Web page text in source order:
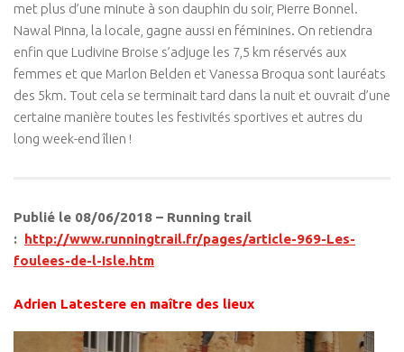
met plus d’une minute à son dauphin du soir, Pierre Bonnel.
Nawal Pinna, la locale, gagne aussi en féminines. On retiendra
enfin que Ludivine Broise s’adjuge les 7,5 km réservés aux
femmes et que Marlon Belden et Vanessa Broqua sont lauréats
des 5km. Tout cela se terminait tard dans la nuit et ouvrait d’une
certaine manière toutes les festivités sportives et autres du
long week-end îlien !
Publié le 08/06/2018 – Running trail
: http://www.runningtrail.fr/pages/article-969-Les-
foulees-de-l-Isle.htm
Adrien Latestere en maître des lieux